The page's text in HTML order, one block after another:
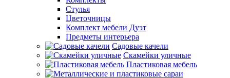
Стулья
Цветочницы
Комплект мебели Дуэт
Предметы интерьера
Садовые качели
Скамейки уличные
Пластиковая мебель